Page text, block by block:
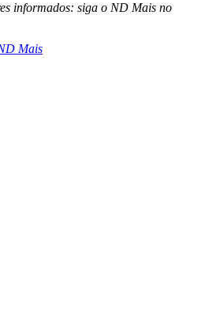
informados: siga o ND Mais no
Mais